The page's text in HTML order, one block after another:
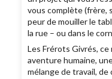
vous complète (frère,
peur de mouiller le
la rue – ou dans le
Les Frérots Givrés, ce
aventure humaine,
mélange de travail, de